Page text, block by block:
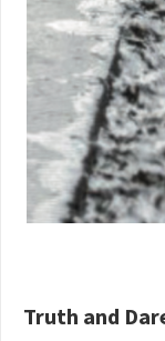
Truth and